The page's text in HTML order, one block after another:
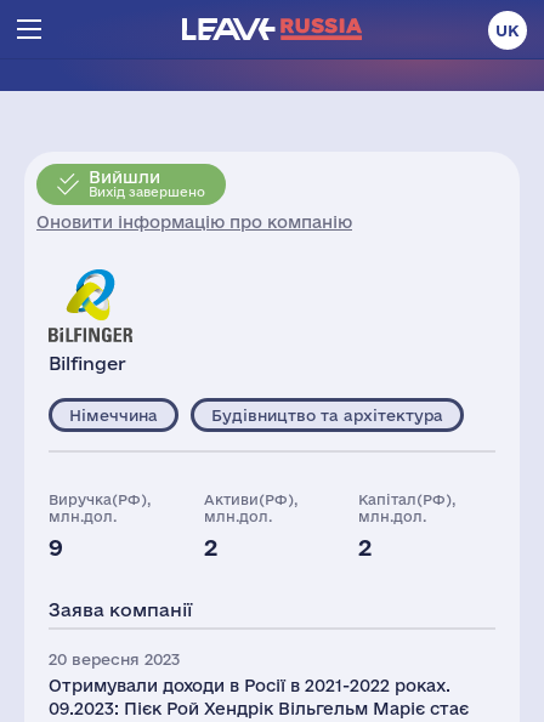
UK
Вийшли
Вихід завершено
Оновити інформацію про компанію
Bilfinger
Німеччина Будівництво та архітектура
Виручка(РФ),
млн.дол.
9
Активи(РФ),
млн.дол.
2
Капітал(РФ),
млн.дол.
2
26
Заява компанії
20 вересня 2023
Отримували доходи в Росії в 2021-2022 роках.
09.2023: Пієк Рой Хендрік Вільгельм Маріє стає